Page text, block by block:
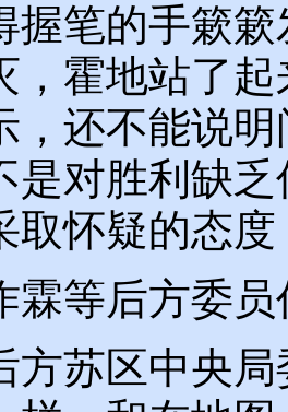
握笔的手簌
，霍地站了
，还不能说
是对胜利缺
取怀疑的态
霖等后方委
方苏区中央